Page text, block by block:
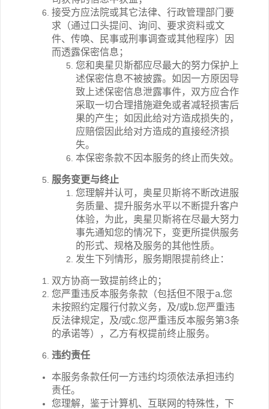
接受方应法院或其它法律、行政管理部门要
求（通过口头提问、询问、要求资料或文
件、传唤、民事或刑事调查或其他程序）因
而透露保密信息；
您和奥星贝斯都应尽最大的努力保护上
述保密信息不被披露。如因一方原因导
致上述保密信息泄露事件，双方应合作
采取一切合理措施避免或者减轻损害后
果的产生；如因此给对方造成损失的，
应赔偿因此给对方造成的直接经济损
失。
本保密条款不因本服务的终止而失效。
服务变更与终止
您理解并认可，奥星贝斯将不断改进服
务质量、提升服务水平以不断提升客户
体验，为此，奥星贝斯将在尽最大努力
事先通知您的情况下，变更所提供服务
的形式、规格及服务的其他性质。
发生下列情形，服务期限提前终止：
双方协商一致提前终止的；
您严重违反本服务条款（包括但不限于a.您
未按照约定履行付款义务，及/或b.您严重违
反法律规定，及/或c.您严重违反本服务第3条
的承诺等），乙方有权提前终止服务。
违约责任
本服务条款任何一方违约均须依法承担违约
责任。
您理解，鉴于计算机、互联网的特殊性，下